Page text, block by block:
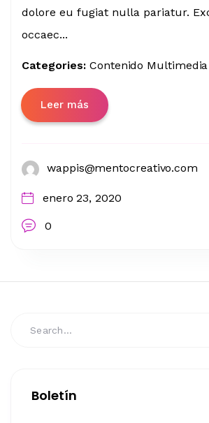
Boletín
dolore eu fugiat nulla pariatur.
occaec...
Categories: Contenido Multimedia
Leer más
wappis@mentocreativo.com
enero 23, 2020
0